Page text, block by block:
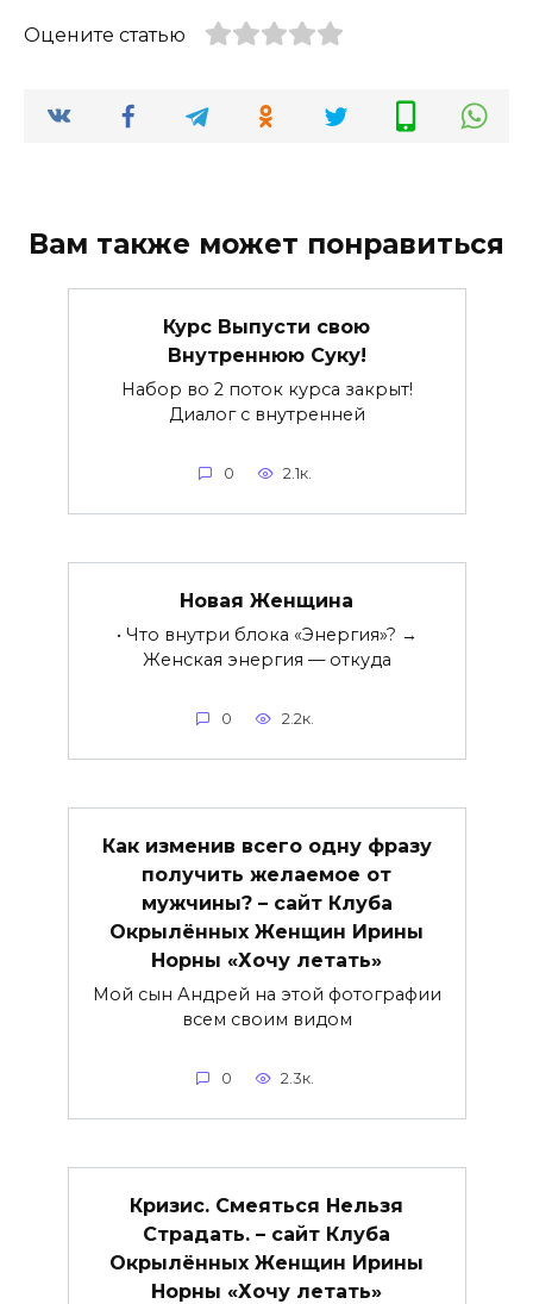
Оцените статью
Вам также может понравиться
Курс Выпусти свою
Внутреннюю Суку!
Набор во 2 поток курса закрыт!
Диалог с внутренней
0 2.1к.
Новая Женщина
• Что внутри блока «Энергия»? →
Женская энергия — откуда
0 2.2к.
Как изменив всего одну фразу
получить желаемое от
мужчины? – сайт Клуба
Окрылённых Женщин Ирины
Норны «Хочу летать»
Мой сын Андрей на этой фотографии
всем своим видом
0 2.3к.
Кризис. Смеяться Нельзя
Страдать. – сайт Клуба
Окрылённых Женщин Ирины
Норны «Хочу летать»